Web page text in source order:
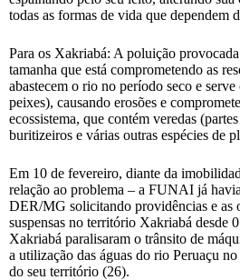
todas as formas de vida que dependem
Para os Xakriabá: A poluição
tamanha que está comprometendo as
abastecem o rio no período seco e
peixes), causando erosões e
ecossistema, que contém veredas
buritizeiros e várias outras espécies de
Em 10 de fevereiro, diante da
relação ao problema – a FUNAI já
DER/MG solicitando providências e as
suspensas no território Xakriabá desde
Xakriabá paralisaram o trânsito de
a utilização das águas do rio Peruaçu
do seu território (26).